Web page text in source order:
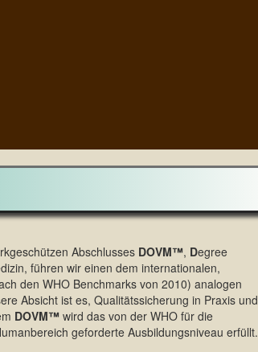
Abschlusses DOVM™, Degree
führen wir einen dem internationalen,
den WHO Benchmarks von 2010) analogen
Absicht ist es, Qualitätssicherung in Praxis und
DOVM™ wird das von der WHO für die
geforderte Ausbildungsniveau erfüllt.